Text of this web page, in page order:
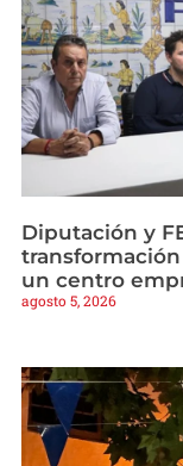
Diputación y
un centro
agosto 5, 2026